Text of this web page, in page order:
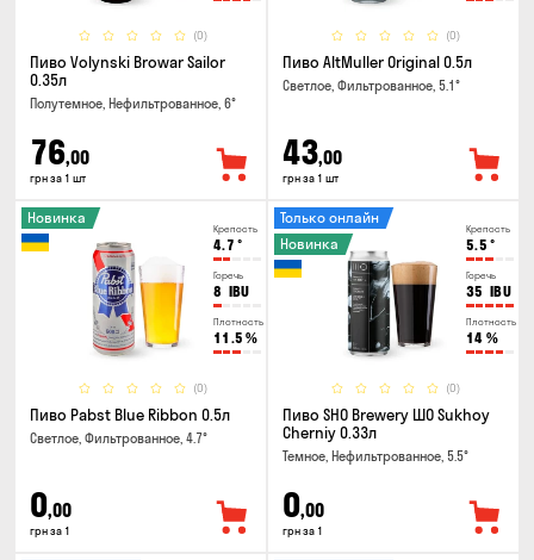
(0)
Пиво Volynski Browar Sailor
0.35л
Полутемное, Нефильтрованное, 6°
76,00
грн за 1 шт
(0)
Пиво AltMuller Original 0.5л
Светлое, Фильтрованное, 5.1°
43,00
грн за 1 шт
Крепость
4.7 °
Горечь
8 IBU
Плотность
11.5 %
(0)
Новинка
Пиво Pabst Blue Ribbon 0.5л
Светлое, Фильтрованное, 4.7°
0,00
грн за 1
Крепость
5.5 °
Горечь
35 IBU
Плотность
14 %
(0)
Только онлайн
Новинка
Пиво SHO Brewery ШО Sukhoy
Cherniy 0.33л
Темное, Нефильтрованное, 5.5°
0,00
грн за 1